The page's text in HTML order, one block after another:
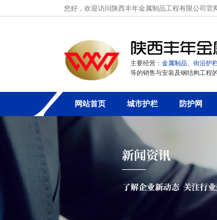
您好，欢迎访问陕西丰年金属制品工程有限公司官
主要经营： 金属制品、街沿护
等的销售与安装及钢结构工程
网站首页 城市护栏 防护网